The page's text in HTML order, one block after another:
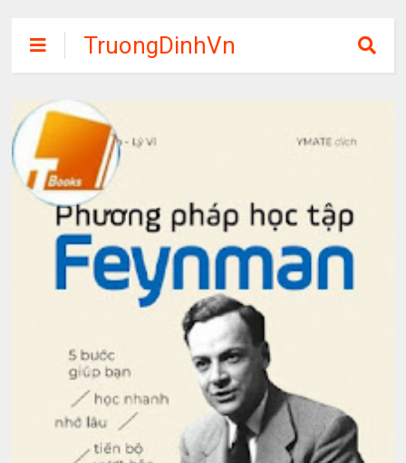
TruongDinhVn
Chia sẽ ebook,
các khóa học,
phần mềm học
tập miễn phí